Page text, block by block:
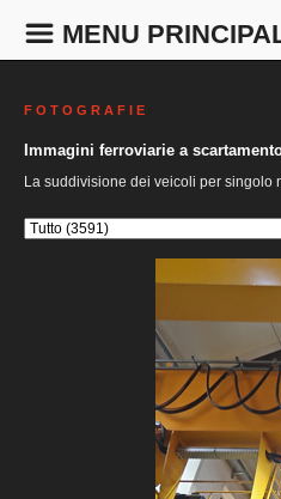
MENU
F O T O G R A F I E
Immagini ferroviarie a
La suddivisione dei veicoli per singolo